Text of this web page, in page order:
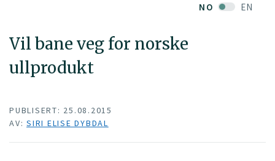
NO EN
Vil bane veg for norske
ullprodukt
PUBLISERT: 25.08.2015
AV: SIRI ELISE DYBDAL